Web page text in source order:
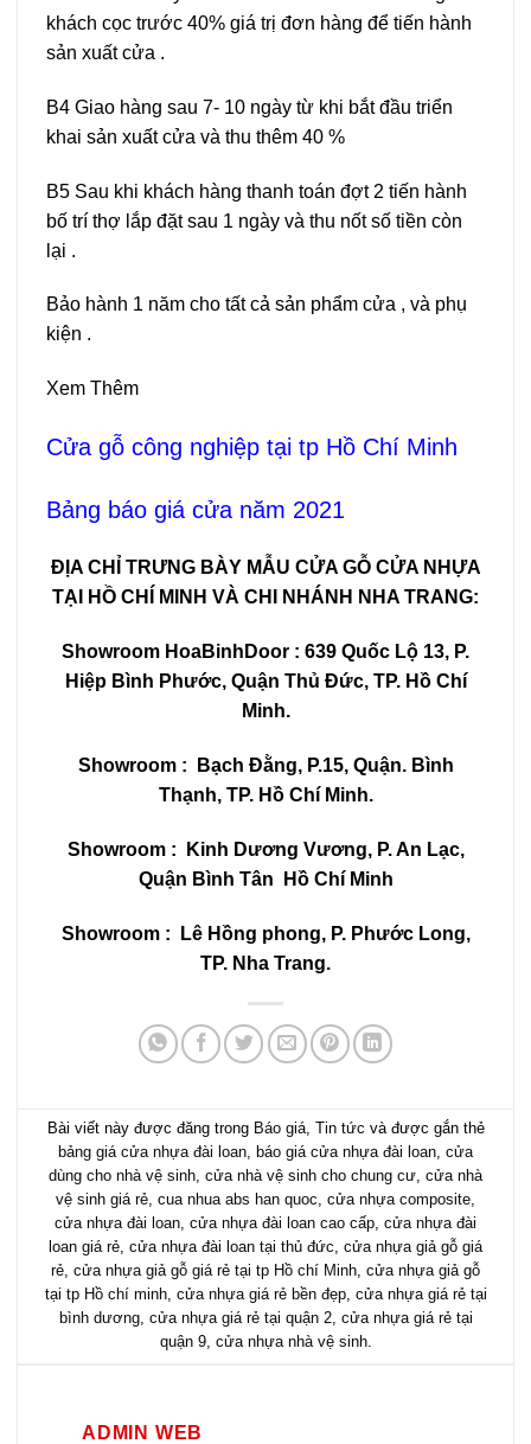
khách cọc trước 40% giá trị đơn hàng để tiến hành
sản xuất cửa .
B4 Giao hàng sau 7- 10 ngày từ khi bắt đầu triển
khai sản xuất cửa và thu thêm 40 %
B5 Sau khi khách hàng thanh toán đợt 2 tiến hành
bố trí thợ lắp đặt sau 1 ngày và thu nốt số tiền còn
lại .
Bảo hành 1 năm cho tất cả sản phẩm cửa , và phụ
kiện .
Xem Thêm
Cửa gỗ công nghiệp tại tp Hồ Chí Minh
Bảng báo giá cửa năm 2021
ĐỊA CHỈ TRƯNG BÀY MẪU CỬA GỖ CỬA NHỰA
TẠI HỒ CHÍ MINH VÀ CHI NHÁNH NHA TRANG:
Showroom HoaBinhDoor : 639 Quốc Lộ 13, P.
Hiệp Bình Phước, Quận Thủ Đức, TP. Hồ Chí
Minh.
Showroom : Bạch Đằng, P.15, Quận. Bình
Thạnh, TP. Hồ Chí Minh.
Showroom : Kinh Dương Vương, P. An Lạc,
Quận Bình Tân Hồ Chí Minh
Showroom : Lê Hồng phong, P. Phước Long,
TP. Nha Trang.
Bài viết này được đăng trong Báo giá, Tin tức và được gắn thẻ
bảng giá cửa nhựa đài loan, báo giá cửa nhựa đài loan, cửa
dùng cho nhà vệ sinh, cửa nhà vệ sinh cho chung cư, cửa nhà
vệ sinh giá rẻ, cua nhua abs han quoc, cửa nhựa composite,
cửa nhựa đài loan, cửa nhựa đài loan cao cấp, cửa nhựa đài
loan giá rẻ, cửa nhựa đài loan tại thủ đức, cửa nhựa giả gỗ giá
rẻ, cửa nhựa giả gỗ giá rẻ tại tp Hồ chí Minh, cửa nhựa giả gỗ
tại tp Hồ chí minh, cửa nhựa giá rẻ bền đẹp, cửa nhựa giá rẻ tại
bình dương, cửa nhựa giá rẻ tại quận 2, cửa nhựa giá rẻ tại
quận 9, cửa nhựa nhà vệ sinh.
ADMIN WEB